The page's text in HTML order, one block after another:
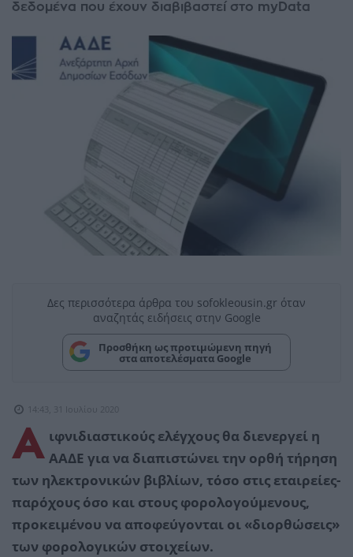
δεδομένα που έχουν διαβιβαστεί στο myData
Δες περισσότερα άρθρα του sofokleousin.gr όταν
αναζητάς ειδήσεις στην Google
Προσθήκη ως προτιμώμενη πηγή
στα αποτελέσματα Google
14:43, 31 Ιουλίου 2020
Α ιφνιδιαστικούς ελέγχους θα διενεργεί η
ΑΑΔΕ για να διαπιστώνει την ορθή τήρηση
των ηλεκτρονικών βιβλίων, τόσο στις εταιρείες-
παρόχους όσο και στους φορολογούμενους,
προκειμένου να αποφεύγονται οι «διορθώσεις»
των φορολογικών στοιχείων.